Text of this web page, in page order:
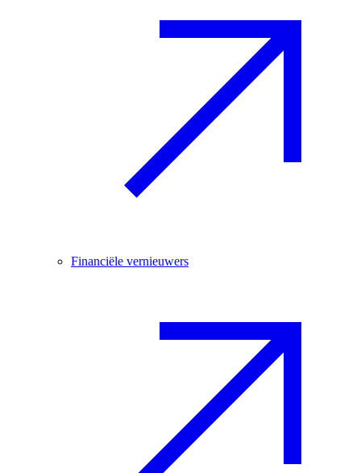
Financiële vernieuwers